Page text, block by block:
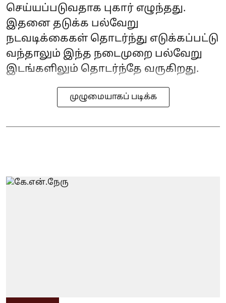
செய்யப்படுவதாக புகார் எழுந்தது.
இதனை தடுக்க பல்வேறு
நடவடிக்கைகள் தொடர்ந்து எடுக்கப்பட்டு
வந்தாலும் இந்த நடைமுறை பல்வேறு
இடங்களிலும் தொடர்ந்தே வருகிறது.
முழுமையாகப் படிக்க